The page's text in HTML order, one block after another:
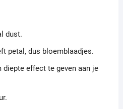
dust.
petal, dus bloemblaadjes.
effect te geven aan je